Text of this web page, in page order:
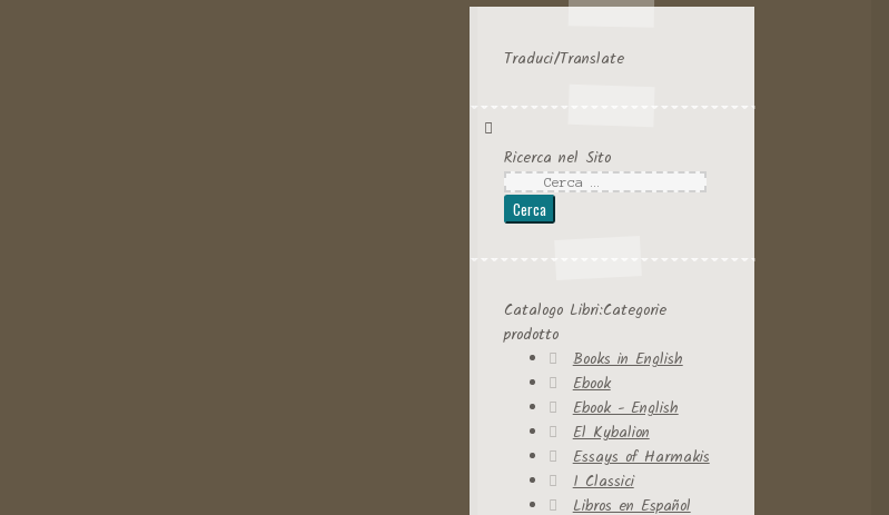
Traduci/Translate
Ricerca nel Sito
Ricerca
per:
Catalogo Libri:Categorie
prodotto
Books in English
Ebook
Ebook - English
El Kybalion
Essays of Harmakis
I Classici
Libros en Español